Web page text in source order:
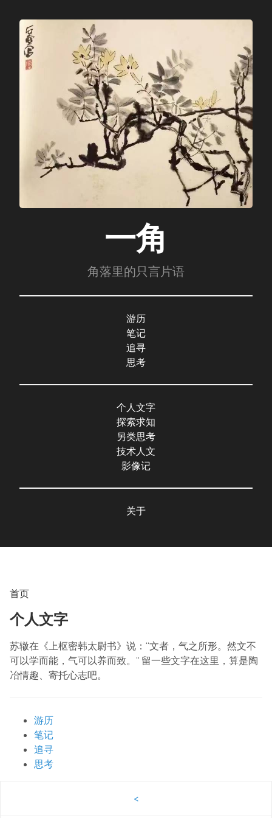
一角
角落里的只言片语
游历
笔记
追寻
思考
个人文字
探索求知
另类思考
技术人文
影像记
关于
首页
个人文字
苏辙在《上枢密韩太尉书》说：“文者，气之所形。然文不
可以学而能，气可以养而致。” 留一些文字在这里，算是陶
冶情趣、寄托心志吧。
游历
笔记
追寻
思考
<